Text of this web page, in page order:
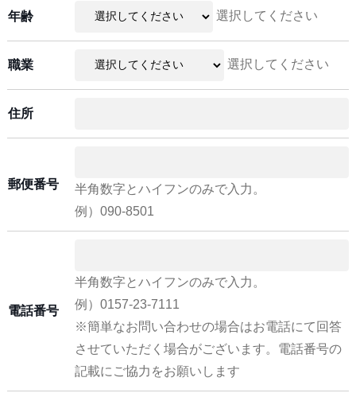
年齢 選択してください
職業 選択してください
住所
郵便番号
半角数字とハイフンのみで入力。
例）090-8501
電話番号
半角数字とハイフンのみで入力。
例）0157-23-7111
※簡単なお問い合わせの場合はお電話にて回答
させていただく場合がございます。電話番号の
記載にご協力をお願いします